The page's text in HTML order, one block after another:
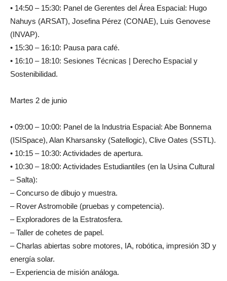
• 14:50 – 15:30: Panel de Gerentes del Área Espacial: Hugo
Nahuys (ARSAT), Josefina Pérez (CONAE), Luis Genovese
(INVAP).
• 15:30 – 16:10: Pausa para café.
• 16:10 – 18:10: Sesiones Técnicas | Derecho Espacial y
Sostenibilidad.
Martes 2 de junio
• 09:00 – 10:00: Panel de la Industria Espacial: Abe Bonnema
(ISISpace), Alan Kharsansky (Satellogic), Clive Oates (SSTL).
• 10:15 – 10:30: Actividades de apertura.
• 10:30 – 18:00: Actividades Estudiantiles (en la Usina Cultural
– Salta):
– Concurso de dibujo y muestra.
– Rover Astromobile (pruebas y competencia).
– Exploradores de la Estratosfera.
– Taller de cohetes de papel.
– Charlas abiertas sobre motores, IA, robótica, impresión 3D y
energía solar.
– Experiencia de misión análoga.